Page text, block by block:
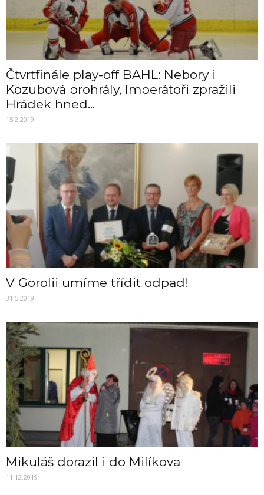
Čtvrtfinále play-off BAHL: Nebory i
Kozubová prohrály, Imperátoři zpražili
Hrádek hned...
15.2.2019
V Gorolii umíme třídit odpad!
31.5.2019
Mikuláš dorazil i do Milíkova
11.12.2019